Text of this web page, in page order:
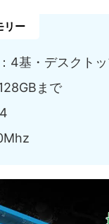
リー
4基・デスクトッ
まで